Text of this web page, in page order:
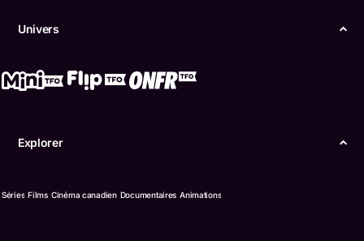
Univers
Explorer
Séries Films Cinéma canadien Documentaires Animations
Conditions d'utilisation
© Office des télécommunications éducatives de